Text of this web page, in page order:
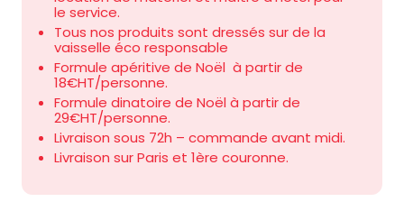
le service.
Tous nos produits sont dressés sur de la
vaisselle éco responsable
Formule apéritive de Noël à partir de
18€HT/personne.
Formule dinatoire de Noël à partir de
29€HT/personne.
Livraison sous 72h – commande avant midi.
Livraison sur Paris et 1ère couronne.